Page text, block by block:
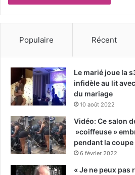
Populaire Récent
Le marié joue la
infidèle au lit
du mariage
10 août 2022
Vidéo: Ce salon
»coiffeuse »
pendant la
6 février 2022
« Je ne peux pas